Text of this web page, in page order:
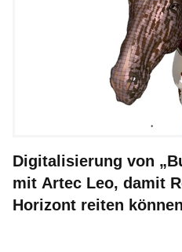
Digitalisierung von
mit Artec Leo, damit
Horizont reiten können